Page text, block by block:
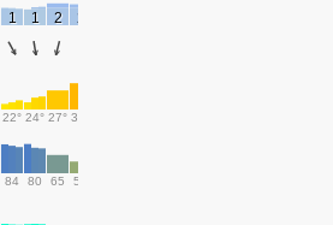
1 1 2 2
22° 24° 27° 31°
84 80 65 52